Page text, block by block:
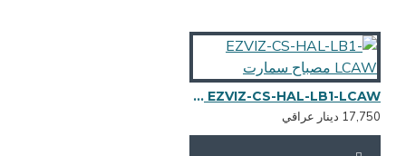
EZVIZ-CS-HAL-LB1-LCAW مصباح سمارت
دينار عراقي